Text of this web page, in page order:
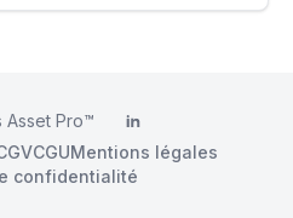
Asset Pro™ LinkedIn
CGUMentions légales
confidentialité